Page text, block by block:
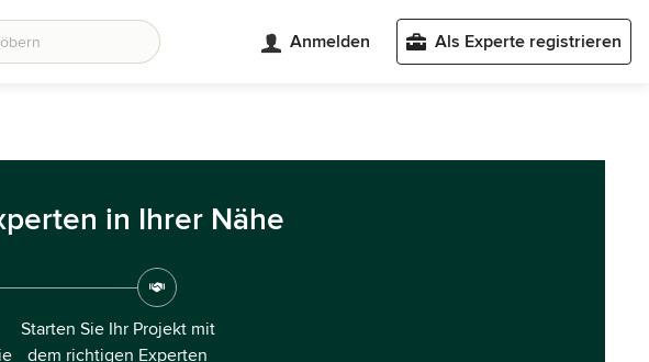
Anmelden Als Experte registrieren
in Ihrer Nähe
Starten Sie Ihr Projekt mit
dem richtigen Experten